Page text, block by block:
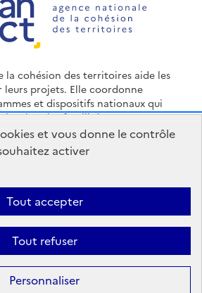
et vous donne le contrôle
activer
Tout accepter
Tout refuser
Personnaliser
la cohésion des territoires aide les
projets. Elle coordonne
et dispositifs nationaux qui
les plus fragilisés.
Presse Logo ANCT
conforme Mentions légales
Politique
les contenus de ce site sont sous